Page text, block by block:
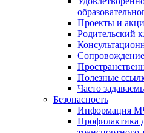
Проекты и
Родительский
Сопровождение
Полезные
Часто
Безопасность
Информация
Профилактика